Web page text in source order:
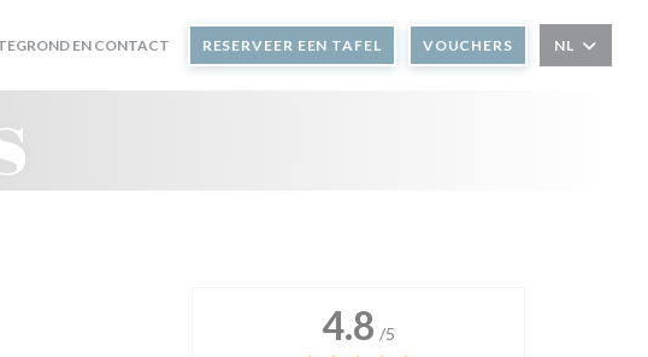
EN CONTACT RESERVEER EEN TAFEL VOUCHERS NL
4.8 /5